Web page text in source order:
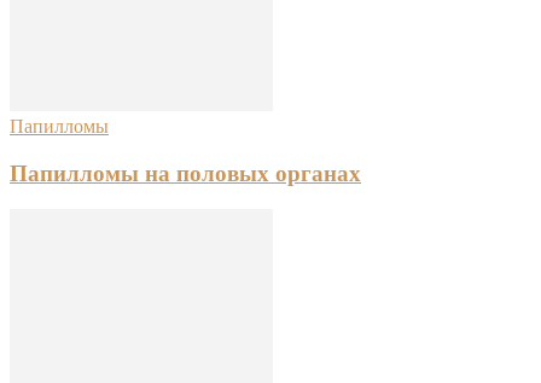
Папилломы
Папилломы на половых органах